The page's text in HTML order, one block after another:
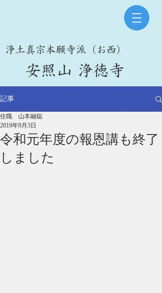
​浄土真宗本願寺派（お西）
​安照山 浄徳寺
記事
令和元年度の報恩講も終了
しました
住職 山本融聡
2019年9月3日